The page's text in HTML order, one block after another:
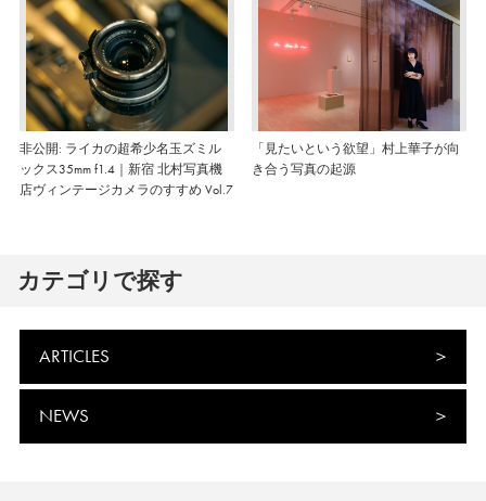
非公開: ライカの超希少名玉ズミル
ックス35mm f1.4｜新宿 北村写真機
店ヴィンテージカメラのすすめ Vol.7
「見たいという欲望」村上華子が向
き合う写真の起源
カテゴリで探す
ARTICLES
NEWS